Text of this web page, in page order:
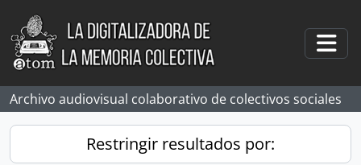
Skip to main content
Archivo audiovisual colaborativo de colectivos sociales
Restringir resultados por: